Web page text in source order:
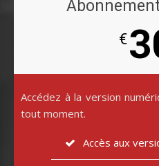
€
Accédez à la version
tout moment.
Accès aux